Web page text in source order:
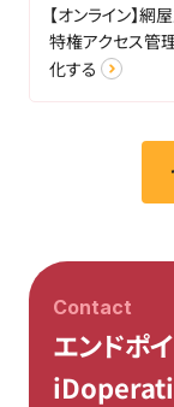
【オンライン】
特権アクセス管
化する
Contact
エンドポ